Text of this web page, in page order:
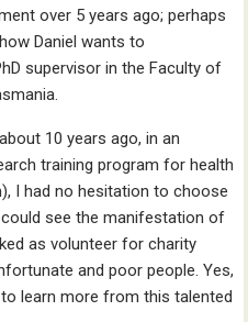
over 5 years ago; perhaps
Daniel wants to
supervisor in the Faculty of
10 years ago, in an
training program for health
I had no hesitation to choose
see the manifestation of
as volunteer for charity
and poor people. Yes,
learn more from this talented